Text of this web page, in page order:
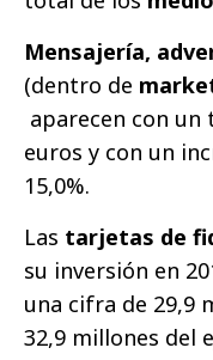
Mensajería,
(dentro de
aparecen con un
euros y con un
15,0%.
Las tarjetas de
su inversión en
una cifra de 29,9
32,9 millones del